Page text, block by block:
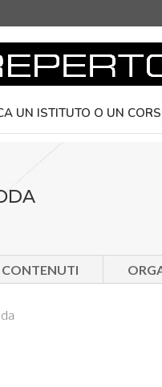
UN ISTITUTO O UN